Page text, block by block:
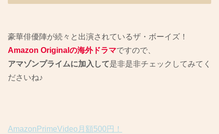
豪華俳優陣が続々と出演されているザ・ボーイズ！
Amazon Originalの海外ドラマですので、
アマゾンプライムに加入して是非是非チェックしてみてく
ださいね♪
AmazonPrimeVideo月額500円！